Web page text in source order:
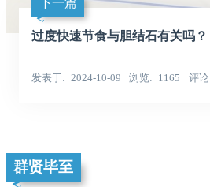
过度快速节食与胆结石有关吗？
发表于 2024-10-09 浏览 1165 评论
群贤毕至